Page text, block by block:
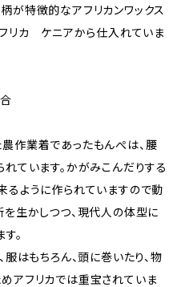
が特徴的なアフリカンワックス
フリカ ケニアから仕入れていま
作業着であったもんぺは、腰
ています。かがみこんだりする
るように作られていますので動
を生かしつつ、現代人の体型に
。
服はもちろん、頭に巻いたり、物
アフリカでは重宝されていま